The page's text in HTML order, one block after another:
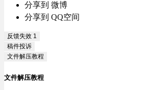
分享到 微博
分享到 QQ空间
反馈失效 1
稿件投诉
文件解压教程
文件解压教程